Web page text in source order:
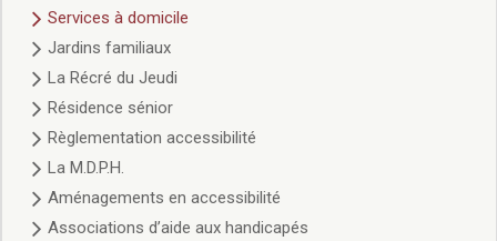
Événements culturels
Rendez-vous photographes
Castel’Odies
Fête des associations
Fête des Templiers
Rendez-vous peintres de chez-nous
Brocante-foire aux vieux livres
Services à domicile
Jardins familiaux
La Récré du Jeudi
Résidence sénior
Règlementation accessibilité
La M.D.P.H.
Aménagements en accessibilité
Associations d’aide aux handicapés